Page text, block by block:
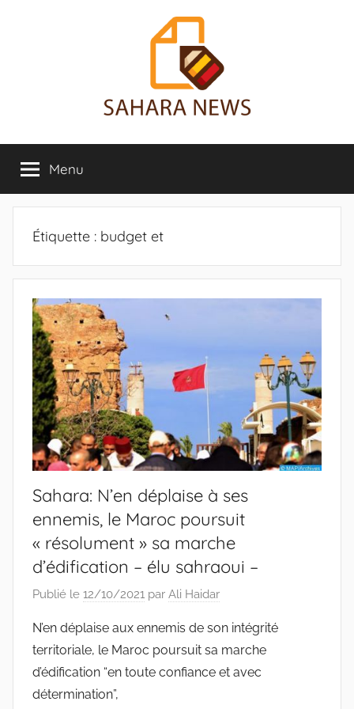
Sahara
News
sur
le
Sahara
révélée
Menu
Étiquette : budget et
Sahara: N’en déplaise à ses
ennemis, le Maroc poursuit
« résolument » sa marche
d’édification – élu sahraoui –
Publié le 12/10/2021 par Ali Haidar
N’en déplaise aux ennemis de son intégrité
territoriale, le Maroc poursuit sa marche
d’édification “en toute confiance et avec
détermination”,